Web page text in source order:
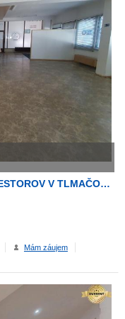
PRENÁJOM PODNIKATEĽSKÝCH PRIESTOROV V TLMAČOCH
Mám záujem